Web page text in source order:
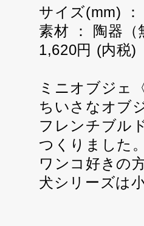
サイズ(mm)
素材 ： 陶器（
1,620円 (内税)
ミニオブジェ
ちいさなオブ
フレンチブル
つくりました
ワンコ好きの
犬シリーズは